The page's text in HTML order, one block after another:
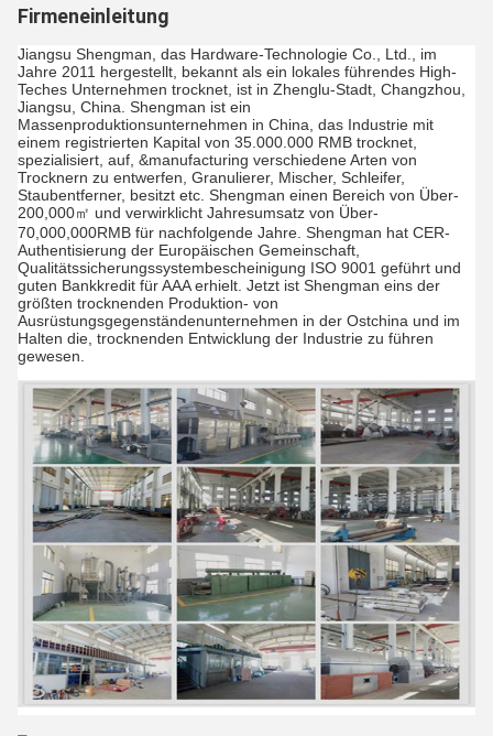
Firmeneinleitung
Jiangsu Shengman, das Hardware-Technologie Co., Ltd., im
Jahre 2011 hergestellt, bekannt als ein lokales führendes High-
Teches Unternehmen trocknet, ist in Zhenglu-Stadt, Changzhou,
Jiangsu, China. Shengman ist ein
Massenproduktionsunternehmen in China, das Industrie mit
einem registrierten Kapital von 35.000.000 RMB trocknet,
spezialisiert, auf, &manufacturing verschiedene Arten von
Trocknern zu entwerfen, Granulierer, Mischer, Schleifer,
Staubentferner, besitzt etc. Shengman einen Bereich von Über-
200,000㎡ und verwirklicht Jahresumsatz von Über-
70,000,000RMB für nachfolgende Jahre. Shengman hat CER-
Authentisierung der Europäischen Gemeinschaft,
Qualitätssicherungssystembescheinigung ISO 9001 geführt und
guten Bankkredit für AAA erhielt. Jetzt ist Shengman eins der
größten trocknenden Produktion- von
Ausrüstungsgegenständenunternehmen in der Ostchina und im
Halten die, trocknenden Entwicklung der Industrie zu führen
gewesen.